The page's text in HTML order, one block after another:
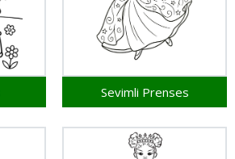
Sevimli Prenses